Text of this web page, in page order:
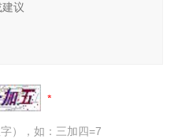
），如：三加四=7